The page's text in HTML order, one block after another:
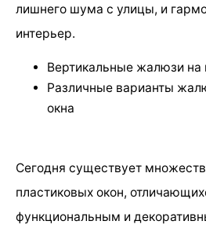
лишнего шума с улицы, и
интерьер.
Вертикальные жалюзи на
Различные варианты
окна
Сегодня существует
пластиковых окон,
функциональным и